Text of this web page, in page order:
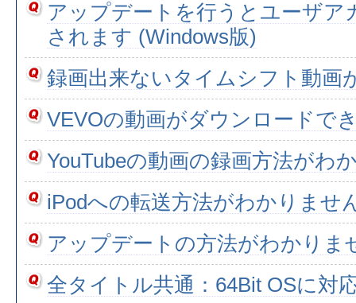
アップデートを行うとユーザア
されます (Windows版)
録画出来ないタイムシフト動画
VEVOの動画がダウンロードで
YouTubeの動画の録画方法がわ
iPodへの転送方法がわかりませ
アップデートの方法がわかりま
全タイトル共通：64Bit OSに対